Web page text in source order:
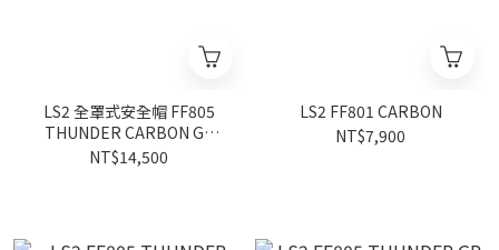
LS2 全罩式安全帽 FF805
THUNDER CARBON GP
AERO ALDEGUER 25 選手
NT$14,500
LS2 FF801 CARBON
NT$7,900